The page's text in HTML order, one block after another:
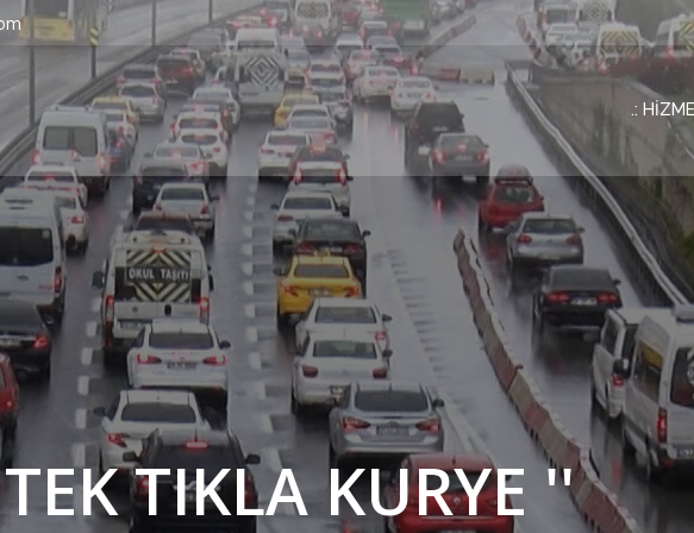
.:
TIKLA KURYE ''